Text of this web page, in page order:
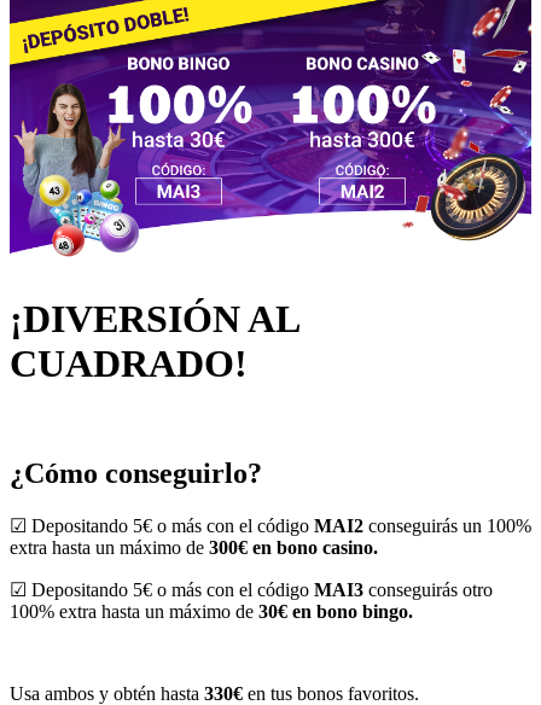
¡DIVERSIÓN AL
CUADRADO!
¿Cómo conseguirlo?
☑ Depositando 5€ o más con el código MAI2 conseguirás un 100%
extra hasta un máximo de 300€ en bono casino.
☑ Depositando 5€ o más con el código MAI3 conseguirás otro
100% extra hasta un máximo de 30€ en bono bingo.
Usa ambos y obtén hasta 330€ en tus bonos favoritos.